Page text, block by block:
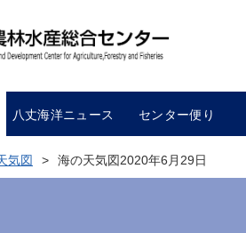
八丈海洋ニュース センター便り
気図 海の天気図2020年6月29日